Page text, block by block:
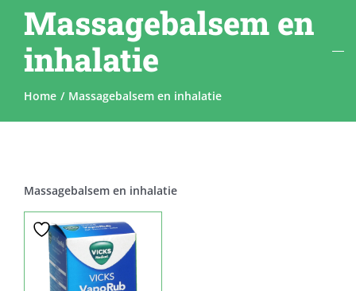
Blog
Diensten
Contacteer Ons
Massagebalsem en
inhalatie
Home Massagebalsem en inhalatie
Massagebalsem en inhalatie